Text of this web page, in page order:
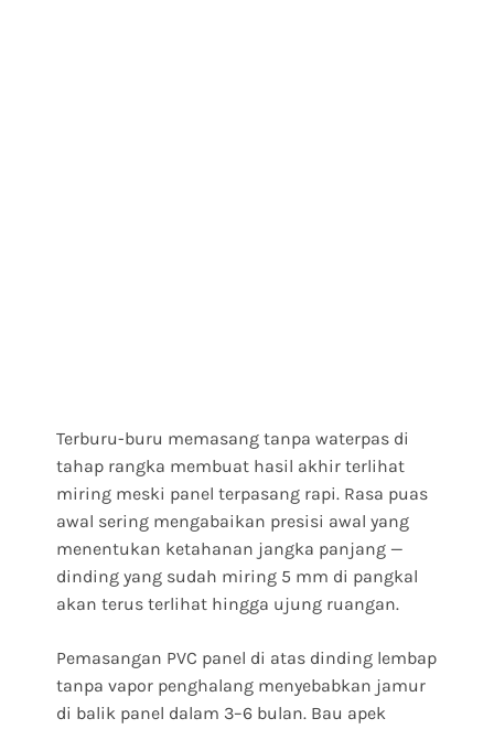
Terburu-buru memasang tanpa waterpas di
tahap rangka membuat hasil akhir terlihat
miring meski panel terpasang rapi. Rasa puas
awal sering mengabaikan presisi awal yang
menentukan ketahanan jangka panjang —
dinding yang sudah miring 5 mm di pangkal
akan terus terlihat hingga ujung ruangan.
Pemasangan PVC panel di atas dinding lembap
tanpa vapor penghalang menyebabkan jamur
di balik panel dalam 3–6 bulan. Bau apek